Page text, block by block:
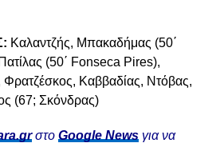
Καλαντζής, Μπακαδήμας (50΄
(50΄ Fonseca Pires),
Καββαδίας, Ντόβας,
(67; Σκόνδρας)
στο Google Newsγια να